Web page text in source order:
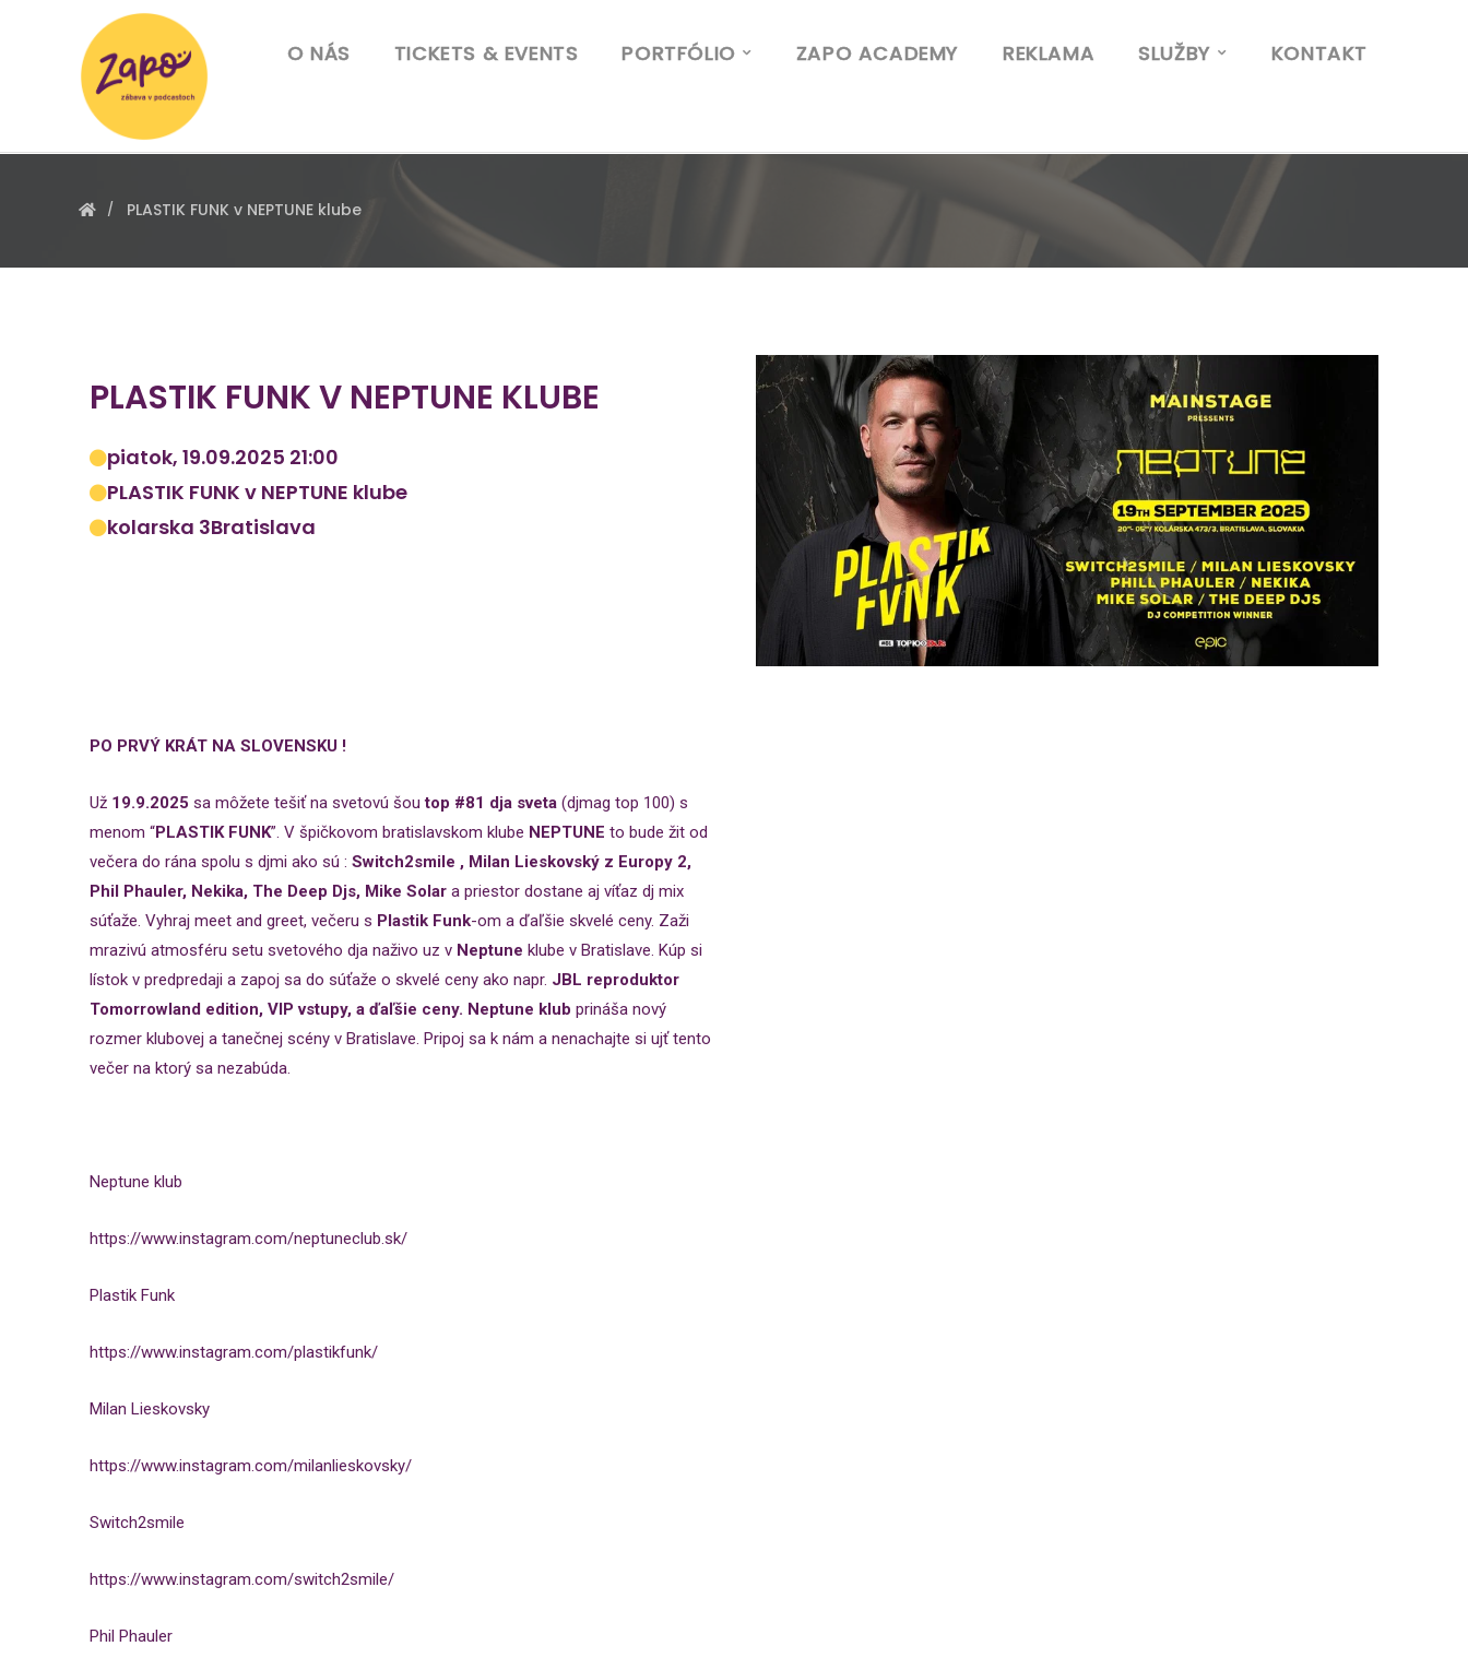
O NÁS TICKETS & EVENTS PORTFÓLIO ZAPO ACADEMY REKLAMA SLUŽBY KONTAKT
PLASTIK FUNK v NEPTUNE klube
PLASTIK FUNK V NEPTUNE KLUBE
piatok, 19.09.2025 21:00
PLASTIK FUNK v NEPTUNE klube
kolarska 3Bratislava
PO PRVÝ KRÁT NA SLOVENSKU !
Už 19.9.2025 sa môžete tešiť na svetovú šoutop #81 dja sveta (djmag top 100) s
menom “PLASTIK FUNK”. V špičkovom bratislavskom klube NEPTUNE to bude žit od
večera do rána spolu s djmi ako sú : Switch2smile , Milan Lieskovský z Europy 2,
Phil Phauler, Nekika, The Deep Djs, Mike Solar a priestor dostane aj víťaz dj mix
súťaže. Vyhraj meet and greet, večeru s Plastik Funk-om a ďaľšie skvelé ceny. Zaži
mrazivú atmosféru setu svetového dja naživo uz v Neptune klube v Bratislave. Kúp si
lístok v predpredaji a zapoj sa do súťaže o skvelé ceny ako napr. JBL reproduktor
Tomorrowland edition, VIP vstupy, a ďaľšie ceny. Neptune klub prináša nový
rozmer klubovej a tanečnej scény v Bratislave. Pripoj sa k nám a nenachajte si ujť tento
večer na ktorý sa nezabúda.
Neptune klub
https://www.instagram.com/neptuneclub.sk/
Plastik Funk
https://www.instagram.com/plastikfunk/
Milan Lieskovsky
https://www.instagram.com/milanlieskovsky/
Switch2smile
https://www.instagram.com/switch2smile/
Phil Phauler